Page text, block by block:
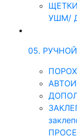
УШМ/
05.